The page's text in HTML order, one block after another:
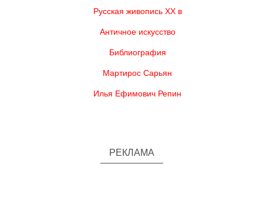
Русская живопись XX в
Античное искусство
Библиография
Мартирос Сарьян
Илья Ефимович Репин
РЕКЛАМА